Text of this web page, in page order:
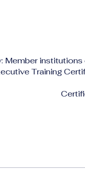
Member
Training